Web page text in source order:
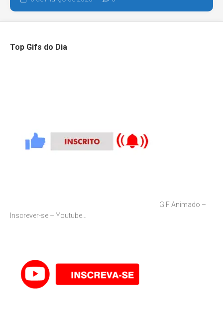
Top Gifs do Dia
GIF Animado –
Inscrever-se – Youtube…